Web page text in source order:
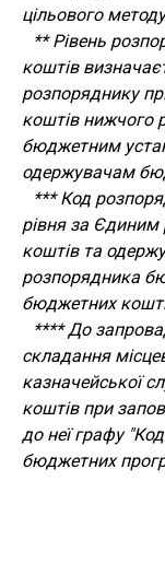
цільового
** Рівень
коштів
розпоряднику
коштів нижчого
бюджетним
одержувачам
*** Код
рівня за
коштів та
розпорядника
бюджетних
**** До
складання
казначейської
коштів при
до неї графу
бюджетних